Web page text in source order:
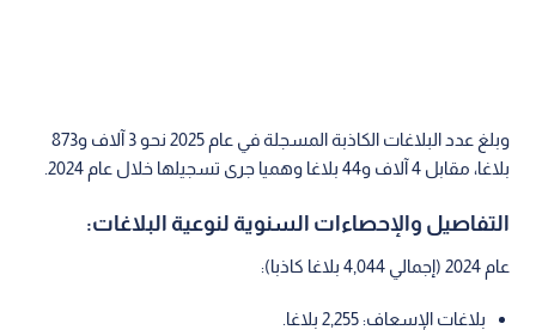
وبلغ عدد البلاغات الكاذبة المسجلة في عام 2025 نحو 3 آلاف و873
بلاغا، مقابل 4 آلاف و44 بلاغا وهميا جرى تسجيلها خلال عام 2024.
التفاصيل والإحصاءات السنوية لنوعية البلاغات:
عام 2024 (إجمالي 4,044 بلاغا كاذبا):
بلاغات الإسعاف: 2,255 بلاغا.